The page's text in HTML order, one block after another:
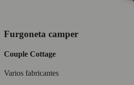
Furgoneta camper
Couple Cottage
Varios fabricantes